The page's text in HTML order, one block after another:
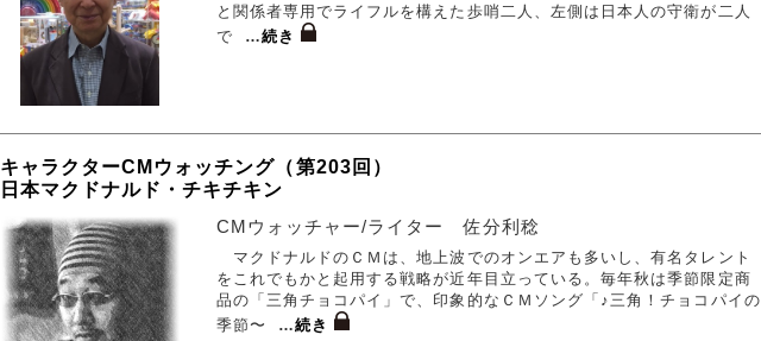
と関係者専用でライフルを構えた歩哨二人、左側は日本人の守衛が二人
で
…続き
キャラクターCMウォッチング（第203回）
日本マクドナルド・チキチキン
CMウォッチャー/ライター 佐分利稔
マクドナルドのＣＭは、地上波でのオンエアも多いし、有名タレント
をこれでもかと起用する戦略が近年目立っている。毎年秋は季節限定商
品の「三角チョコパイ」で、印象的なＣＭソング「♪三角！チョコパイの
季節〜
…続き